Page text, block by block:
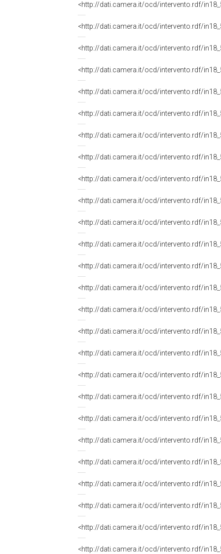
<http://dati.camera.it/ocd/intervento.rdf/
<http://dati.camera.it/ocd/intervento.rdf/
<http://dati.camera.it/ocd/intervento.rdf/
<http://dati.camera.it/ocd/intervento.rdf/
<http://dati.camera.it/ocd/intervento.rdf/
<http://dati.camera.it/ocd/intervento.rdf/
<http://dati.camera.it/ocd/intervento.rdf/
<http://dati.camera.it/ocd/intervento.rdf/
<http://dati.camera.it/ocd/intervento.rdf/
<http://dati.camera.it/ocd/intervento.rdf/
<http://dati.camera.it/ocd/intervento.rdf/
<http://dati.camera.it/ocd/intervento.rdf/
<http://dati.camera.it/ocd/intervento.rdf/
<http://dati.camera.it/ocd/intervento.rdf/
<http://dati.camera.it/ocd/intervento.rdf/
<http://dati.camera.it/ocd/intervento.rdf/
<http://dati.camera.it/ocd/intervento.rdf/
<http://dati.camera.it/ocd/intervento.rdf/
<http://dati.camera.it/ocd/intervento.rdf/
<http://dati.camera.it/ocd/intervento.rdf/
<http://dati.camera.it/ocd/intervento.rdf/
<http://dati.camera.it/ocd/intervento.rdf/
<http://dati.camera.it/ocd/intervento.rdf/
<http://dati.camera.it/ocd/intervento.rdf/
<http://dati.camera.it/ocd/intervento.rdf/
<http://dati.camera.it/ocd/intervento.rdf/